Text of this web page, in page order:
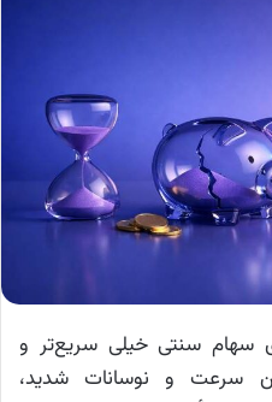
سهام سنتی خیلی سریع‌تر و
سرعت و نوسانات شدید،